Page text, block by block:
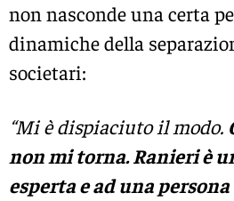
non nasconde una certa
dinamiche della
societari:
“Mi è dispiaciuto il modo.
non mi torna. Ranieri è
esperta e ad una